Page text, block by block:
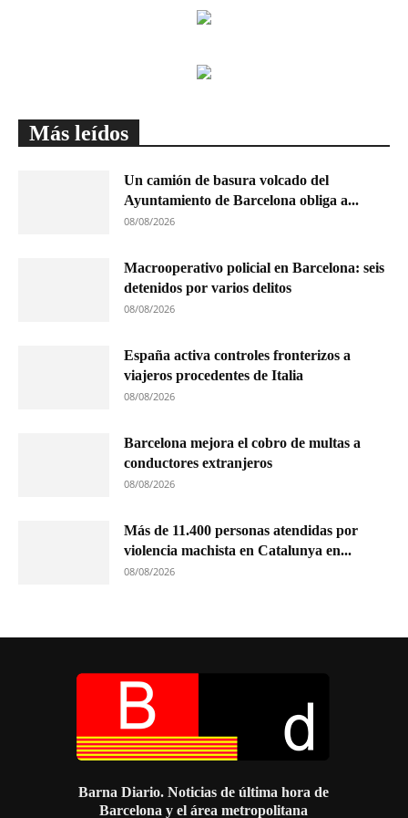
Más leídos
Un camión de basura volcado del
Ayuntamiento de Barcelona obliga a...
08/08/2026
Macrooperativo policial en Barcelona: seis
detenidos por varios delitos
08/08/2026
España activa controles fronterizos a
viajeros procedentes de Italia
08/08/2026
Barcelona mejora el cobro de multas a
conductores extranjeros
08/08/2026
Más de 11.400 personas atendidas por
violencia machista en Catalunya en...
08/08/2026
Barna Diario. Noticias de última hora de
Barcelona y el área metropolitana